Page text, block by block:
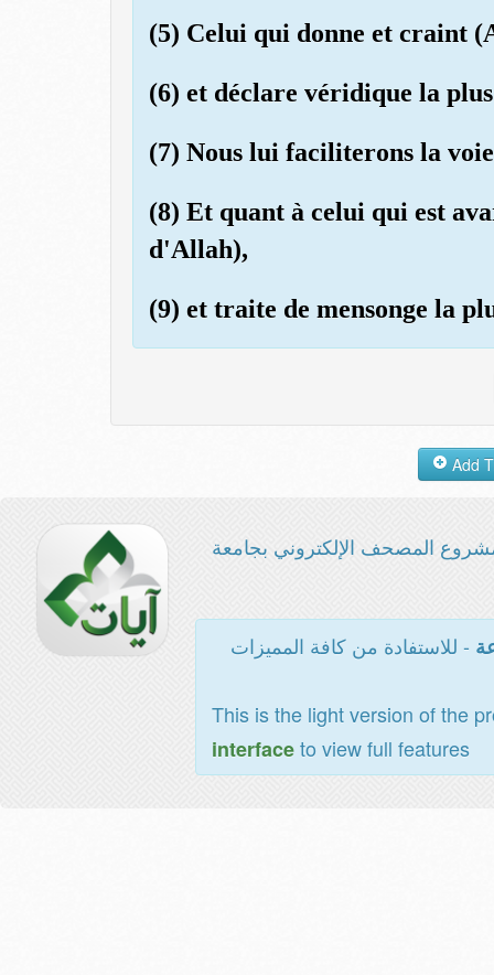
(5) Celui qui donne et craint
(6) et déclare véridique la
(7) Nous lui faciliterons la
(8) Et quant à celui qui est
d'Allah),
(9) et traite de mensonge la
المصحف الإلكتروني بجامعة
- للاستفادة من كافة المميزات
This is the light version of the
interfaceto view full features